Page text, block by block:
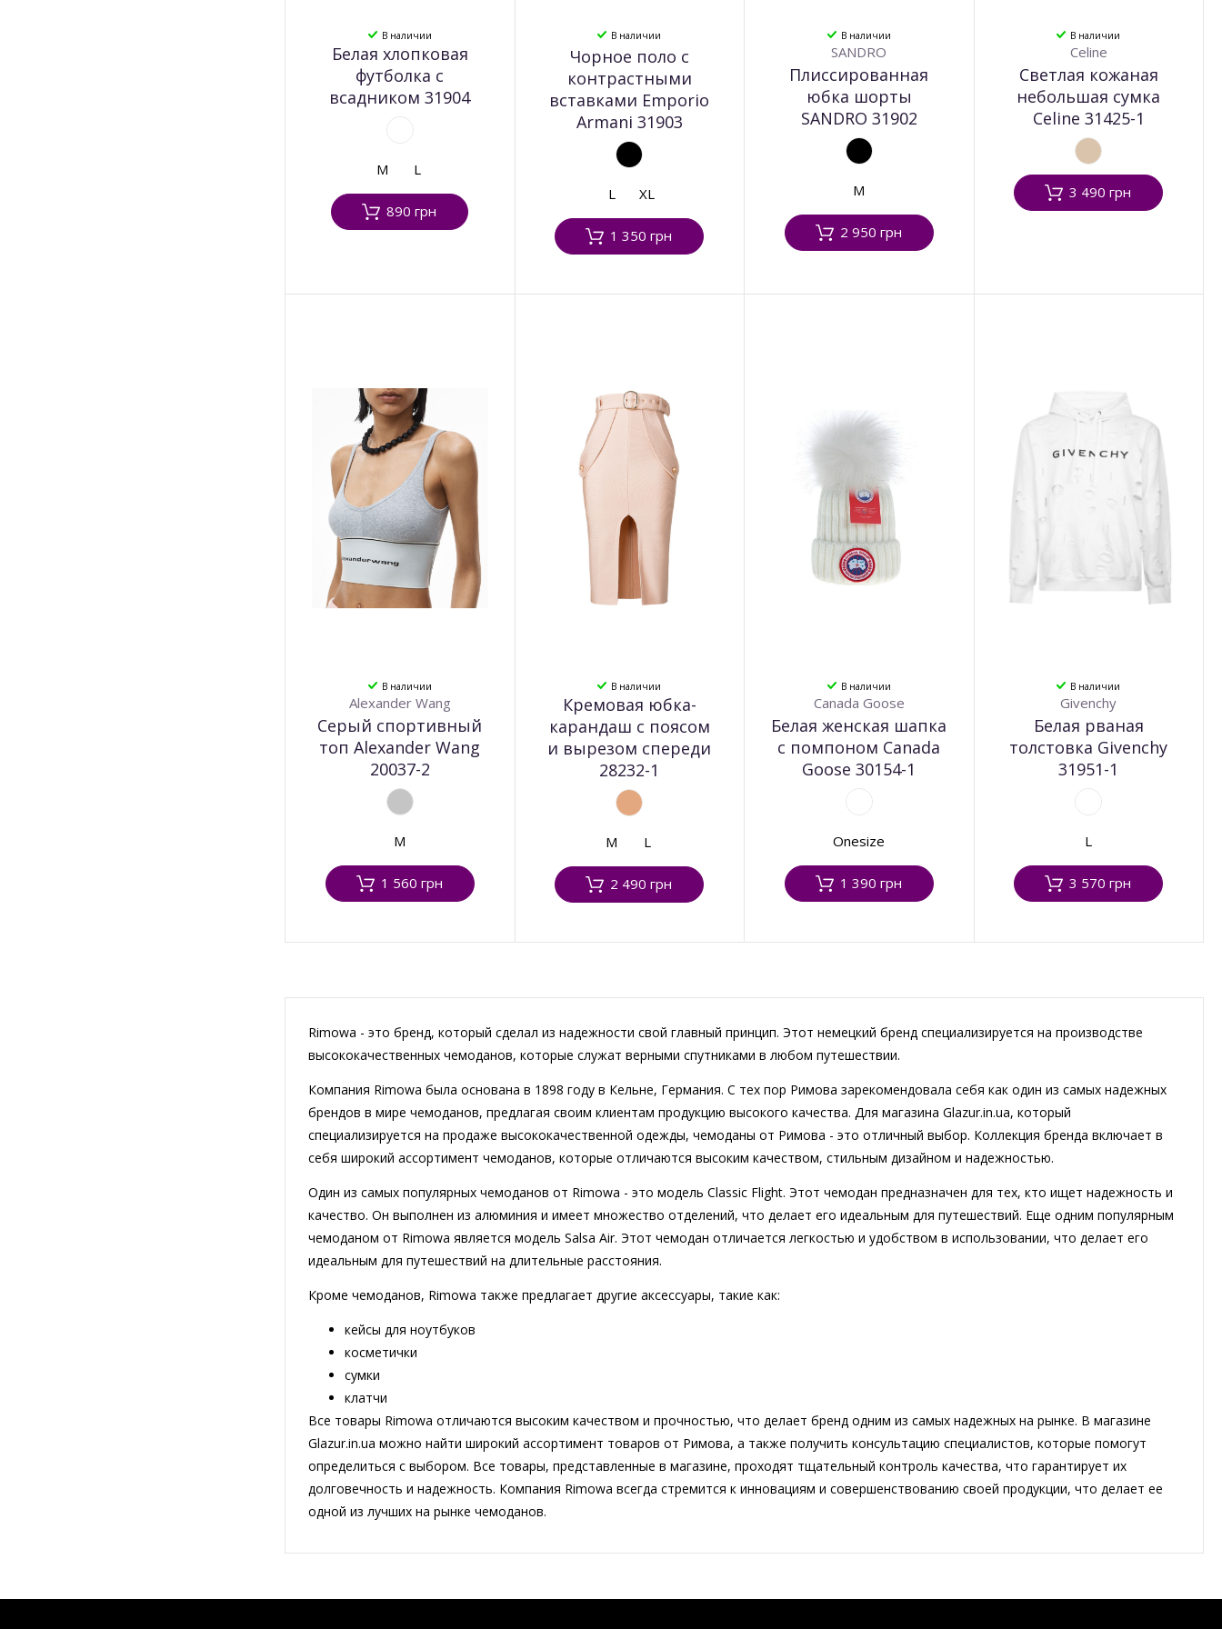
В наличии
Белая хлопковая
футболка с
всадником 31904
M L
890 грн
В наличии
Чорное поло с
контрастными
вставками Emporio
Armani 31903
L XL
1 350 грн
В наличии
SANDRO
Плиссированная
юбка шорты
SANDRO 31902
M
2 950 грн
В наличии
Celine
Светлая кожаная
небольшая сумка
Celine 31425-1
3 490 грн
В наличии
Alexander Wang
Серый спортивный
топ Alexander Wang
20037-2
M
1 560 грн
В наличии
Кремовая юбка-
карандаш с поясом
и вырезом спереди
28232-1
M L
2 490 грн
В наличии
Canada Goose
Белая женская шапка
с помпоном Canada
Goose 30154-1
Onesize
1 390 грн
В наличии
Givenchy
Белая рваная
толстовка Givenchy
31951-1
L
3 570 грн
Rimowa - это бренд, который сделал из надежности свой главный принцип. Этот немецкий бренд специализируется на производстве
высококачественных чемоданов, которые служат верными спутниками в любом путешествии.
Компания Rimowa была основана в 1898 году в Кельне, Германия. С тех пор Римова зарекомендовала себя как один из самых надежных
брендов в мире чемоданов, предлагая своим клиентам продукцию высокого качества. Для магазина Glazur.in.ua, который
специализируется на продаже высококачественной одежды, чемоданы от Римова - это отличный выбор. Коллекция бренда включает в
себя широкий ассортимент чемоданов, которые отличаются высоким качеством, стильным дизайном и надежностью.
Один из самых популярных чемоданов от Rimowa - это модель Classic Flight. Этот чемодан предназначен для тех, кто ищет надежность и
качество. Он выполнен из алюминия и имеет множество отделений, что делает его идеальным для путешествий. Еще одним популярным
чемоданом от Rimowa является модель Salsa Air. Этот чемодан отличается легкостью и удобством в использовании, что делает его
идеальным для путешествий на длительные расстояния.
Кроме чемоданов, Rimowa также предлагает другие аксессуары, такие как:
кейсы для ноутбуков
косметички
сумки
клатчи
Все товары Rimowa отличаются высоким качеством и прочностью, что делает бренд одним из самых надежных на рынке. В магазине
Glazur.in.ua можно найти широкий ассортимент товаров от Римова, а также получить консультацию специалистов, которые помогут
определиться с выбором. Все товары, представленные в магазине, проходят тщательный контроль качества, что гарантирует их
долговечность и надежность. Компания Rimowa всегда стремится к инновациям и совершенствованию своей продукции, что делает ее
одной из лучших на рынке чемоданов.